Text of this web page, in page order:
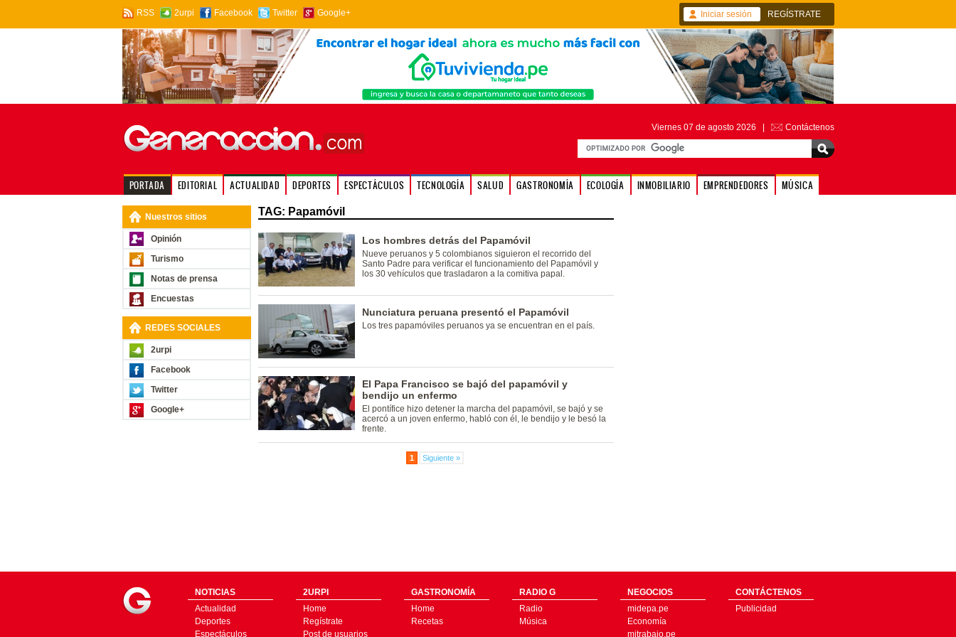
RSS 2urpi Facebook Twitter Google+ Iniciar sesión REGÍSTRATE
Viernes 07 de agosto 2026 | Contáctenos
PORTADA EDITORIAL ACTUALIDAD DEPORTES ESPECTÁCULOS TECNOLOGÍA SALUD GASTRONOMÍA ECOLOGÍA INMOBILIARIO EMPRENDEDORES MÚSICA
Nuestros sitios
Opinión
Turismo
Notas de prensa
Encuestas
REDES SOCIALES
2urpi
Facebook
Twitter
Google+
TAG: Papamóvil
Los hombres detrás del Papamóvil
Nueve peruanos y 5 colombianos siguieron el recorrido del
Santo Padre para verificar el funcionamiento del Papamóvil y
los 30 vehículos que trasladaron a la comitiva papal.
Nunciatura peruana presentó el Papamóvil
Los tres papamóviles peruanos ya se encuentran en el país.
El Papa Francisco se bajó del papamóvil y
bendijo un enfermo
El pontífice hizo detener la marcha del papamóvil, se bajó y se
acercó a un joven enfermo, habló con él, le bendijo y le besó la
frente.
1 Siguiente »
NOTICIAS
Actualidad
Deportes
Espectáculos
2URPI
Home
Regístrate
Post de usuarios
GASTRONOMÍA
Home
Recetas
RADIO G
Radio
Música
NEGOCIOS
midepa.pe
Economía
mitrabajo.pe
CONTÁCTENOS
Publicidad